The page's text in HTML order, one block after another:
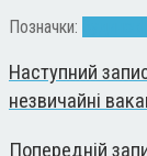
Позначки:
Наступний
незвичайні
Попередній